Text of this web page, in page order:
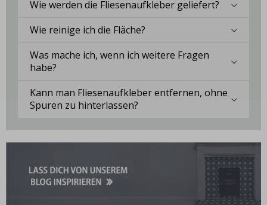
Wie werden die Fliesenaufkleber geliefert?
Wie reinige ich die Fläche?
Was mache ich, wenn ich weitere Fragen
habe?
Kann man Fliesenaufkleber entfernen, ohne
Spuren zu hinterlassen?